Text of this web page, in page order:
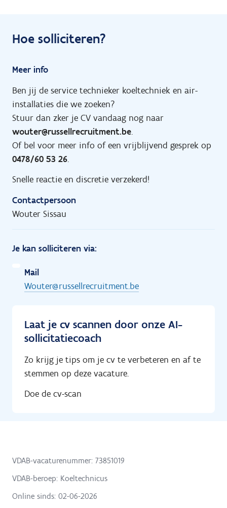
Hoe solliciteren?
Meer info
Ben jij de service technieker koeltechniek en air-
installaties die we zoeken?
Stuur dan zker je CV vandaag nog naar
wouter@russellrecruitment.be.
Of bel voor meer info of een vrijblijvend gesprek op
0478/60 53 26.
Snelle reactie en discretie verzekerd!
Contactpersoon
Wouter Sissau
Je kan solliciteren via:
Mail
Wouter@russellrecruitment.be
Laat je cv scannen door onze AI-
sollicitatiecoach
Zo krijg je tips om je cv te verbeteren en af te
stemmen op deze vacature.
Doe de cv-scan
VDAB-vacaturenummer: 73851019
VDAB-beroep: Koeltechnicus
Online sinds: 02-06-2026